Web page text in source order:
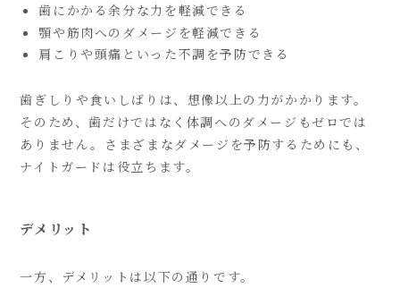
歯にかかる余分な力を軽減できる
顎や筋肉へのダメージを軽減できる
肩こりや頭痛といった不調を予防できる
歯ぎしりや食いしばりは、想像以上の力がかかります。
そのため、歯だけではなく体調へのダメージもゼロでは
ありません。さまざまなダメージを予防するためにも、
ナイトガードは役立ちます。
デメリット
一方、デメリットは以下の通りです。